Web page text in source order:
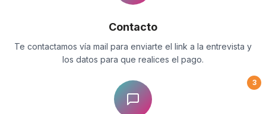
Contacto
Te contactamos vía mail para enviarte el link a la entrevista y
los datos para que realices el pago.
3